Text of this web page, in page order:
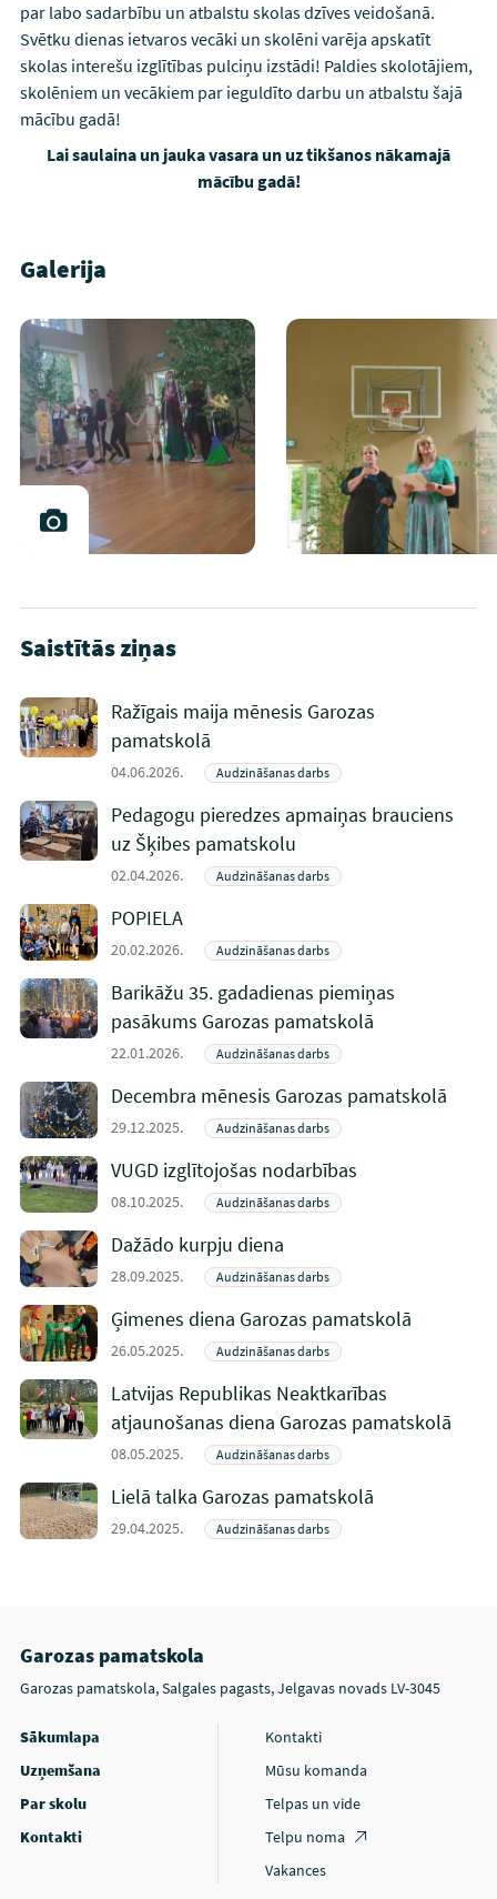
par labo sadarbību un atbalstu skolas dzīves veidošanā.
Svētku dienas ietvaros vecāki un skolēni varēja apskatīt
skolas interešu izglītības pulciņu izstādi! Paldies skolotājiem,
skolēniem un vecākiem par ieguldīto darbu un atbalstu šajā
mācību gadā!
Lai saulaina un jauka vasara un uz tikšanos nākamajā
mācību gadā!
Galerija
Saistītās ziņas
Ražīgais maija mēnesis Garozas
pamatskolā
04.06.2026. Audzināšanas darbs
Pedagogu pieredzes apmaiņas brauciens
uz Šķibes pamatskolu
02.04.2026. Audzināšanas darbs
POPIELA
20.02.2026. Audzināšanas darbs
Barikāžu 35. gadadienas piemiņas
pasākums Garozas pamatskolā
22.01.2026. Audzināšanas darbs
Decembra mēnesis Garozas pamatskolā
29.12.2025. Audzināšanas darbs
VUGD izglītojošas nodarbības
08.10.2025. Audzināšanas darbs
Dažādo kurpju diena
28.09.2025. Audzināšanas darbs
Ģimenes diena Garozas pamatskolā
26.05.2025. Audzināšanas darbs
Latvijas Republikas Neaktkarības
atjaunošanas diena Garozas pamatskolā
08.05.2025. Audzināšanas darbs
Lielā talka Garozas pamatskolā
29.04.2025. Audzināšanas darbs
Garozas pamatskola
Garozas pamatskola, Salgales pagasts, Jelgavas novads LV-3045
Sākumlapa
Uzņemšana
Par skolu
Kontakti
Kontakti
Mūsu komanda
Telpas un vide
Telpu noma
Vakances